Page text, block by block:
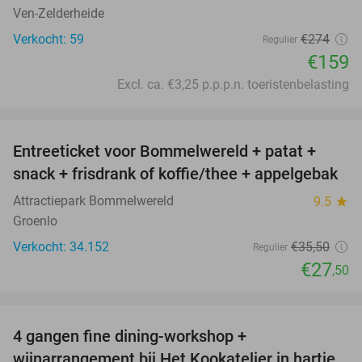
Ven-Zelderheide
Verkocht: 59
Regulier €274
€159
Excl. ca. €3,25 p.p.p.n. toeristenbelasting
23%
Entreeticket voor Bommelwereld + patat +
snack + frisdrank of koffie/thee + appelgebak
Attractiepark Bommelwereld 9.5 star
Groenlo
Verkocht: 34.152
Regulier €35,50
€27,50
4 gangen fine dining-workshop +